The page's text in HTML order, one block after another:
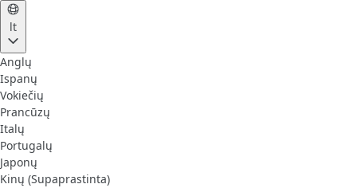
lt
Anglų
Ispanų
Vokiečių
Prancūzų
Italų
Portugalų
Japonų
Kinų (Supaprastinta)